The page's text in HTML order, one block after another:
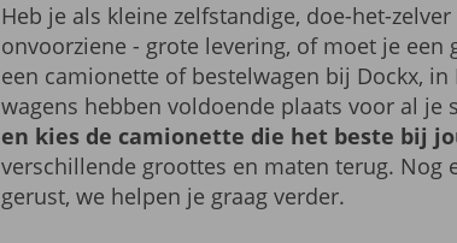
Heb je als kleine zelfstandige, doe-het-
onvoorziene - grote levering, of moet je een
een camionette of bestelwagen bij Dockx,
wagens hebben voldoende plaats voor al je
en kies de camionette die het beste bij
verschillende groottes en maten terug. Nog
gerust, we helpen je graag verder.